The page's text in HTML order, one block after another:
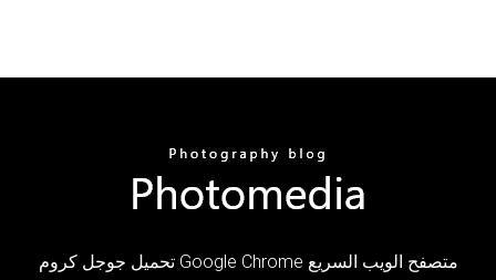
تحميل جوجل كروم Google Chrome متصفح الويب السريع